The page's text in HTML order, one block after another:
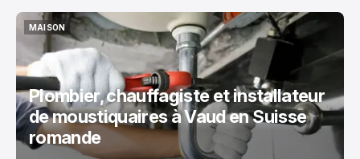
MAISON
MAISON
Plombier, chauffagiste et installateur
de moustiquaires à Vaud en Suisse
romande